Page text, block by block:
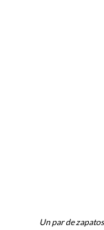
Un par de